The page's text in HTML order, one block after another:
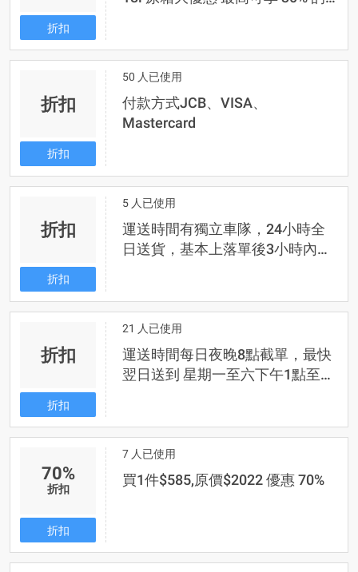
折扣
折扣
折扣
50 人已使用
付款方式JCB、VISA、
Mastercard
折扣
折扣
5 人已使用
運送時間有獨立車隊，24小時全
日送貨，基本上落單後3小時內可
折扣
折扣
21 人已使用
運送時間每日夜晚8點截單，最快
翌日送到 星期一至六下午1點至6
70%
折扣
折扣
7 人已使用
買1件$585,原價$2022 優惠 70%